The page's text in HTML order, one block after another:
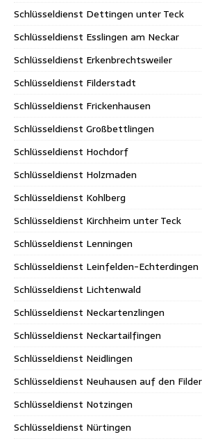
Schlüsseldienst Dettingen unter Teck
Schlüsseldienst Esslingen am Neckar
Schlüsseldienst Erkenbrechtsweiler
Schlüsseldienst Filderstadt
Schlüsseldienst Frickenhausen
Schlüsseldienst Großbettlingen
Schlüsseldienst Hochdorf
Schlüsseldienst Holzmaden
Schlüsseldienst Kohlberg
Schlüsseldienst Kirchheim unter Teck
Schlüsseldienst Lenningen
Schlüsseldienst Leinfelden-Echterdingen
Schlüsseldienst Lichtenwald
Schlüsseldienst Neckartenzlingen
Schlüsseldienst Neckartailfingen
Schlüsseldienst Neidlingen
Schlüsseldienst Neuhausen auf den
Schlüsseldienst Notzingen
Schlüsseldienst Nürtingen